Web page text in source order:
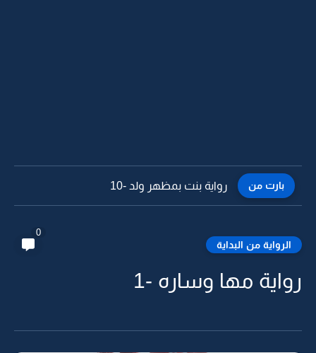
بارت من رواية بنت بمظهر ولد -9
الرواية من البداية
0
رواية مها وساره -1